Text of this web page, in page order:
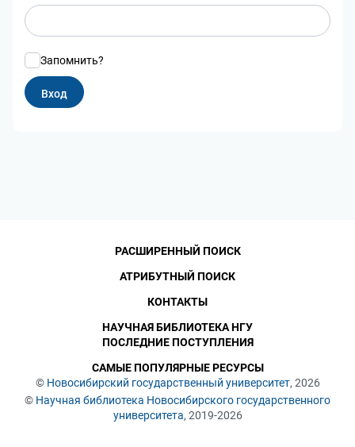
Запомнить?
© Новосибирский государственный университет, 2026
© Научная библиотека Новосибирского государственного
университета, 2019-2026
РАСШИРЕННЫЙ ПОИСК
АТРИБУТНЫЙ ПОИСК
КОНТАКТЫ
НАУЧНАЯ БИБЛИОТЕКА НГУ
ПОСЛЕДНИЕ ПОСТУПЛЕНИЯ
САМЫЕ ПОПУЛЯРНЫЕ РЕСУРСЫ